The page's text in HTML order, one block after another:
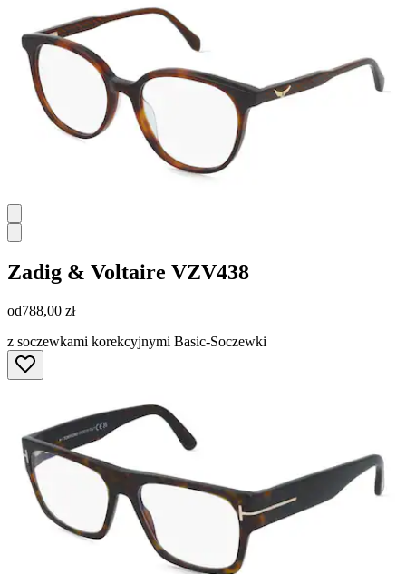
Zadig & Voltaire VZV438
od788,00 zł
z soczewkami korekcyjnymi Basic-Soczewki